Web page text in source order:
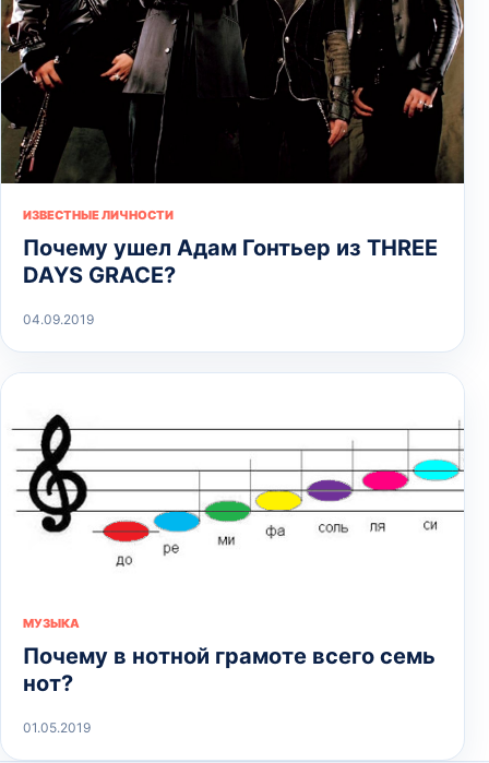
ИЗВЕСТНЫЕ ЛИЧНОСТИ
Почему ушел Адам Гонтьер из THREE
DAYS GRACE?
04.09.2019
МУЗЫКА
Почему в нотной грамоте всего семь
нот?
01.05.2019